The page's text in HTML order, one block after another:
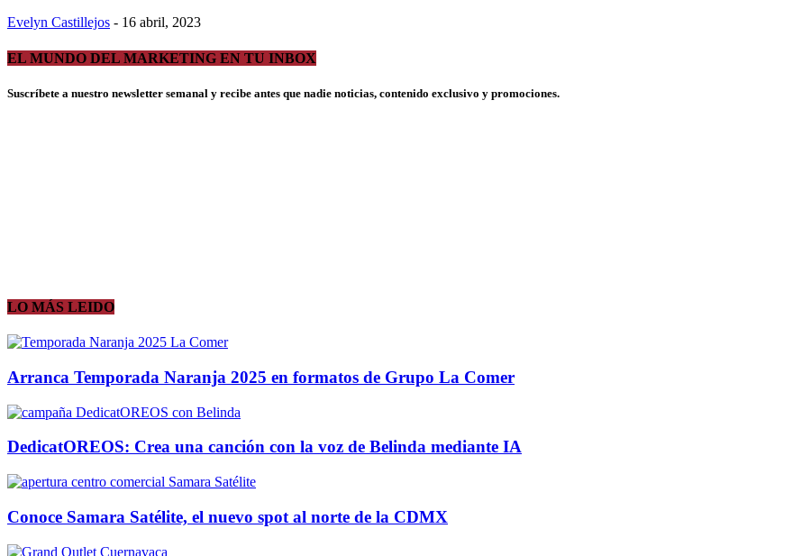
Evelyn Castillejos - 16 abril, 2023
EL MUNDO DEL MARKETING EN TU INBOX
Suscríbete a nuestro newsletter semanal y recibe antes que nadie noticias, contenido exclusivo y promociones.
LO MÁS LEIDO
Arranca Temporada Naranja 2025 en formatos de Grupo La Comer
DedicatOREOS: Crea una canción con la voz de Belinda mediante IA
Conoce Samara Satélite, el nuevo spot al norte de la CDMX